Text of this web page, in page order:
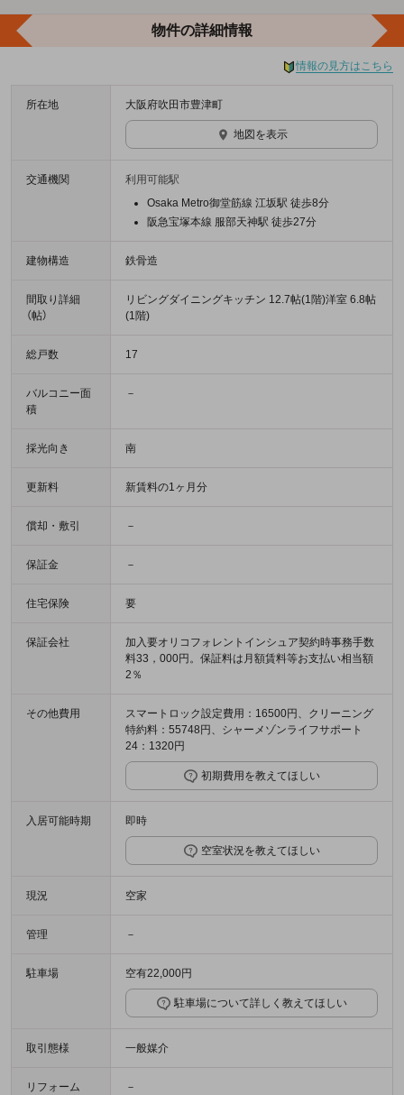
物件の詳細情報
情報の見方はこちら
所在地 大阪府吹田市豊津町
地図を表示
交通機関
利用可能駅
Osaka Metro御堂筋線 江坂駅 徒歩8分
阪急宝塚本線 服部天神駅 徒歩27分
建物構造 鉄骨造
間取り詳細
（帖）
リビングダイニングキッチン 12.7帖(1階)洋室 6.8帖
(1階)
総戸数 17
バルコニー面
積
－
採光向き 南
更新料 新賃料の1ヶ月分
償却・敷引 －
保証金 －
住宅保険 要
保証会社
加入要オリコフォレントインシュア契約時事務手数
料33，000円。保証料は月額賃料等お支払い相当額
2％
その他費用
スマートロック設定費用：16500円、クリーニング
特約料：55748円、シャーメゾンライフサポート
24：1320円
初期費用を教えてほしい
入居可能時期 即時
空室状況を教えてほしい
現況 空家
管理 －
駐車場 空有22,000円
駐車場について詳しく教えてほしい
取引態様 一般媒介
リフォーム －